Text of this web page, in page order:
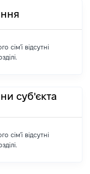
сім'ї відсутні
суб'єкта
сім'ї відсутні